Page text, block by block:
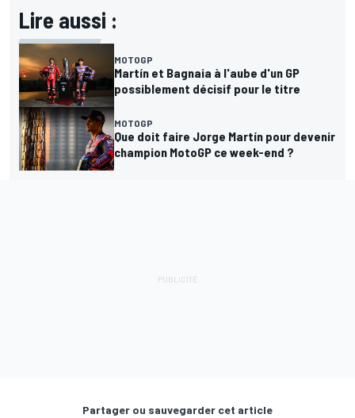
Lire aussi :
MOTOGP
Martín et Bagnaia à l'aube d'un GP
possiblement décisif pour le titre
MOTOGP
Que doit faire Jorge Martín pour devenir
champion MotoGP ce week-end ?
Partager ou sauvegarder cet article